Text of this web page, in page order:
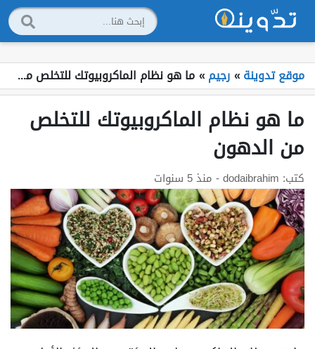
موقع تدوينة»رجيم»ما هو نظام الماكروبيوتك للتخلص من الدهون
ما هو نظام الماكروبيوتك للتخلص
من الدهون
كتب: dodaibrahim- منذ 5 سنوات